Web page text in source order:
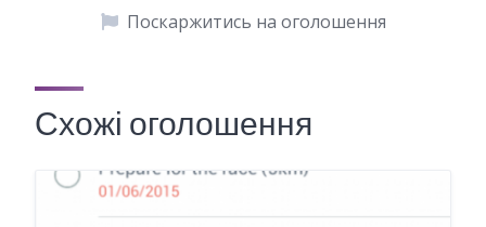
Поскаржитись на оголошення
Схожі оголошення